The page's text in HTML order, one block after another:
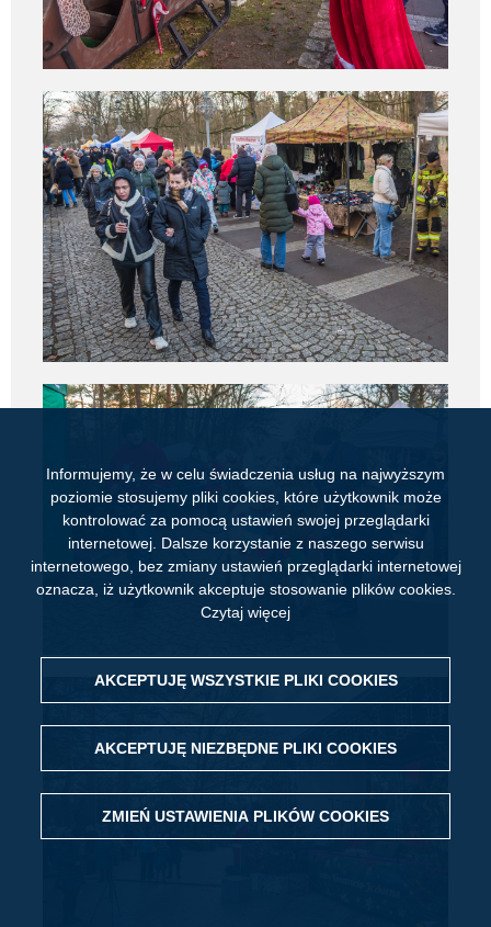
Informujemy, że w celu świadczenia usług na najwyższym
poziomie stosujemy pliki cookies, które użytkownik może
kontrolować za pomocą ustawień swojej przeglądarki
internetowej. Dalsze korzystanie z naszego serwisu
internetowego, bez zmiany ustawień przeglądarki internetowej
oznacza, iż użytkownik akceptuje stosowanie plików cookies.
Czytaj więcej
AKCEPTUJĘ WSZYSTKIE PLIKI COOKIES
AKCEPTUJĘ NIEZBĘDNE PLIKI COOKIES
WITHDRAW CONSENT
ZMIEŃ USTAWIENIA PLIKÓW COOKIES